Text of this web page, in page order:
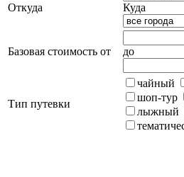
Откуда Куда
Базовая стоимость от
до
Тип путевки
чайный
шоп-тур
лыжный